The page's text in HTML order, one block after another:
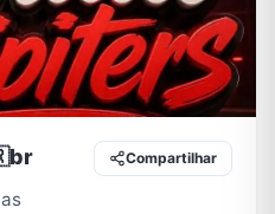
Religião Shitpost
Compartilhar